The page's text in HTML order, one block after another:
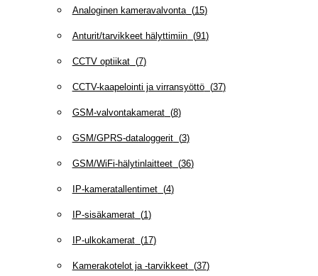
Analoginen kameravalvonta(15)
Anturit/tarvikkeet hälyttimiin(91)
CCTV optiikat(7)
CCTV-kaapelointi ja virransyöttö(37)
GSM-valvontakamerat(8)
GSM/GPRS-dataloggerit(3)
GSM/WiFi-hälytinlaitteet(36)
IP-kameratallentimet(4)
IP-sisäkamerat(1)
IP-ulkokamerat(17)
Kamerakotelot ja -tarvikkeet(37)